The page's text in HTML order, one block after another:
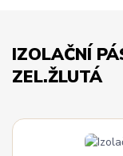
IZOLAČNÍ
ZEL.ŽLUTÁ